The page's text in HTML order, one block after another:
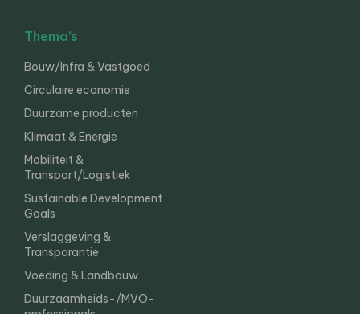
Thema’s
Bouw/Infra & Vastgoed
Circulaire economie
Duurzame producten
Klimaat & Energie
Mobiliteit &
Transport/Logistiek
Sustainable Development
Goals
Verslaggeving &
Transparantie
Voeding & Landbouw
Duurzaamheids-/MVO-